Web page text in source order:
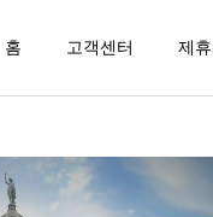
홈 고객센터 제
요금제